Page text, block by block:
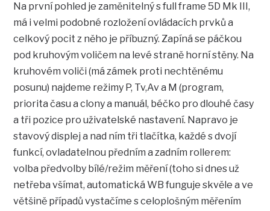
Na první pohled je zaměnitelný s full frame 5D Mk III,
má i velmi podobné rozložení ovládacích prvků a
celkový pocit z něho je příbuzný. Zapíná se páčkou
pod kruhovým voličem na levé straně horní stěny. Na
kruhovém voliči (má zámek proti nechtěnému
posunu) najdeme režimy P, Tv,Av a M (program,
priorita času a clony a manuál, béčko pro dlouhé časy
a tři pozice pro uživatelské nastavení. Napravo je
stavový displej a nad ním tři tlačítka, každé s dvojí
funkcí, ovladatelnou předním a zadním rollerem:
volba předvolby bílé/režim měření (toho si dnes už
netřeba všímat, automatická WB funguje skvěle a ve
většině případů vystačíme s celoplošným měřením